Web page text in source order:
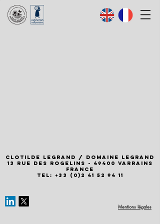
Clotilde Legrand / Domaine Legrand
13 rue des Rogelins - 49400 Varrains
FRANCE
Tel: +33 (0)2 41 52 94 11
Mentions légales